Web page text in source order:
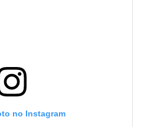
no Instagram